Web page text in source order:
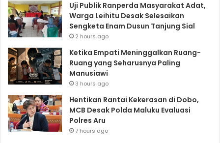
Uji Publik Ranperda Masyarakat Adat,
Warga Leihitu Desak Selesaikan
Sengketa Enam Dusun Tanjung Sial
2 hours ago
Ketika Empati Meninggalkan Ruang-
Ruang yang Seharusnya Paling
Manusiawi
3 hours ago
Hentikan Rantai Kekerasan di Dobo,
MCB Desak Polda Maluku Evaluasi
Polres Aru
7 hours ago